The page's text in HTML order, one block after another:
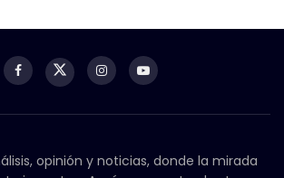
opinión y noticias, donde la mirada